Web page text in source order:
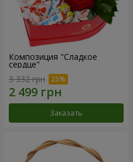
Композиция "Сладкое
сердце"
3 332 грн
Заказать